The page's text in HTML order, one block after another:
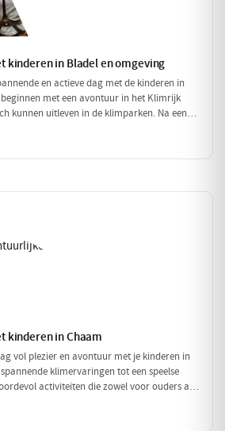
kinderen in Bladel en omgeving
en actieve dag met de kinderen in
met een avontuur in het Klimrijk
kunnen uitleven in de klimparken. Na een
IJs Boutique, waar je kunt zien hoe het
kinderen in Chaam
vol plezier en avontuur met je kinderen in
klimervaringen tot een speelse
activiteiten die zowel voor ouders als